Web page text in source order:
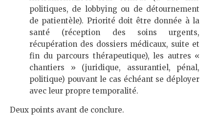
politiques, de lobbying ou de détournement
de patientèle). Priorité doit être donnée à la
santé (réception des soins urgents,
récupération des dossiers médicaux, suite et
fin du parcours thérapeutique), les autres «
chantiers » (juridique, assurantiel, pénal,
politique) pouvant le cas échéant se déployer
avec leur propre temporalité.
Deux points avant de conclure.